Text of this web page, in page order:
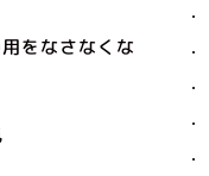
をなさなくな